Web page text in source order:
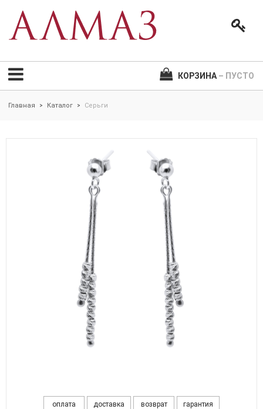
КОРЗИНА – ПУСТО
Главная > Каталог > Серьги
оплата доставка возврат гарантия